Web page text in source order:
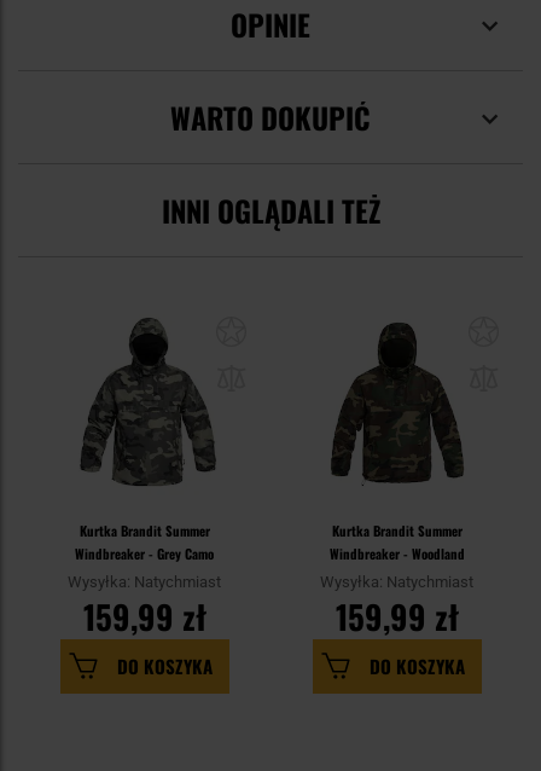
OPINIE
WARTO DOKUPIĆ
INNI OGLĄDALI TEŻ
Kurtka Brandit Summer
Windbreaker - Grey Camo
Wysyłka: Natychmiast
159,99 zł
DO KOSZYKA
Kurtka Brandit Summer
Windbreaker - Woodland
Wysyłka: Natychmiast
159,99 zł
DO KOSZYKA